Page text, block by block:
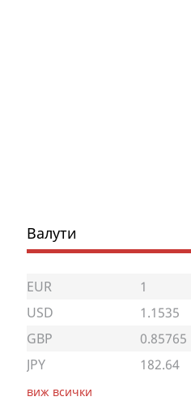
Валути
EUR 1
USD
1.1535
GBP
0.85765
JPY
182.64
виж всички